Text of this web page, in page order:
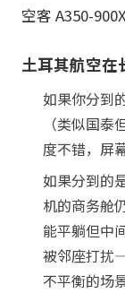
空客 A350-
土耳其航空在
如果你分到
（类似国
度不错，屏
如果分到的
机的商务舱
能平躺但中
被邻座打扰
不平衡的场